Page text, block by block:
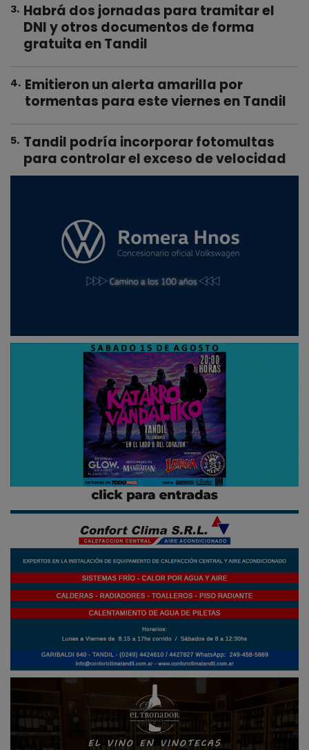
3. Habrá dos jornadas para tramitar el
DNI y otros documentos de forma
gratuita en Tandil
4. Emitieron un alerta amarilla por
tormentas para este viernes en Tandil
5. Tandil podría incorporar fotomultas
para controlar el exceso de velocidad